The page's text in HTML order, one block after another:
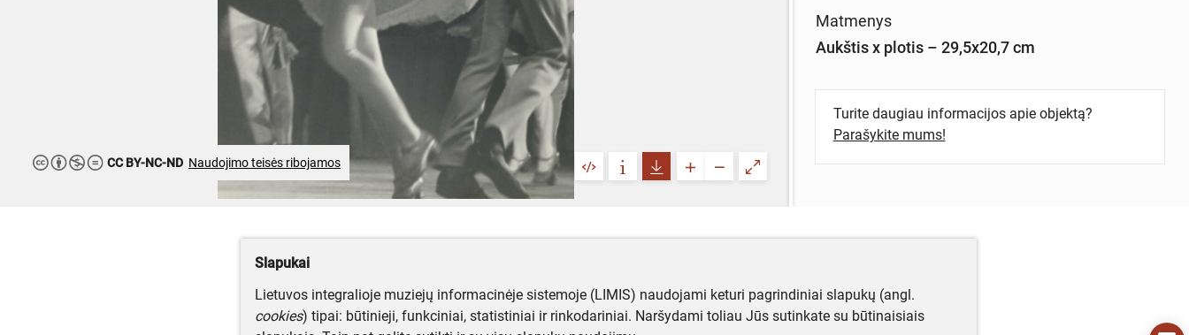
CC BY-NC-ND Naudojimo teisės ribojamos
Matmenys
Aukštis x plotis – 29,5x20,7 cm
Turite daugiau informacijos apie objektą?
Parašykite mums!
Slapukai
Lietuvos integralioje muziejų informacinėje sistemoje (LIMIS) naudojami keturi pagrindiniai slapukų (angl.
cookies) tipai: būtinieji, funkciniai, statistiniai ir rinkodariniai. Naršydami toliau Jūs sutinkate su būtinaisiais